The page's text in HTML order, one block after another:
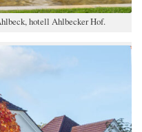
hotell Ahlbecker Hof.